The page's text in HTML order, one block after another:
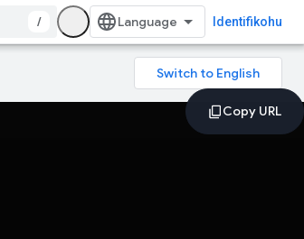
/ Identifikohu